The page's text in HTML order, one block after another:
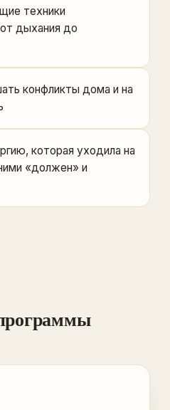
техники
дыхания до
конфликты дома и на
которая уходила на
«должен» и